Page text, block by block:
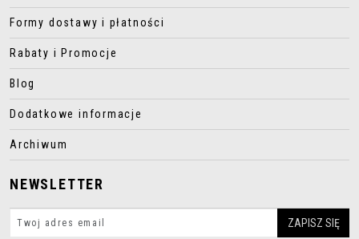
Formy dostawy i płatności
Rabaty i Promocje
Blog
Dodatkowe informacje
Archiwum
NEWSLETTER